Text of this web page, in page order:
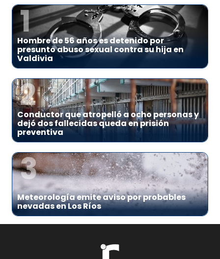
1
Hombre de 56 años es detenido por
presunto abuso sexual contra su hija en
Valdivia
2
Conductor que atropelló a ocho personas y
dejó dos fallecidas queda en prisión
preventiva
3
Meteorología emite aviso por probables
nevadas en Los Ríos